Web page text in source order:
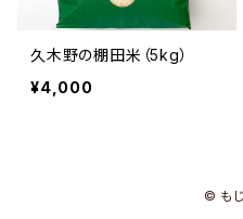
久木野の棚田米（5kg）
¥4,000
© も